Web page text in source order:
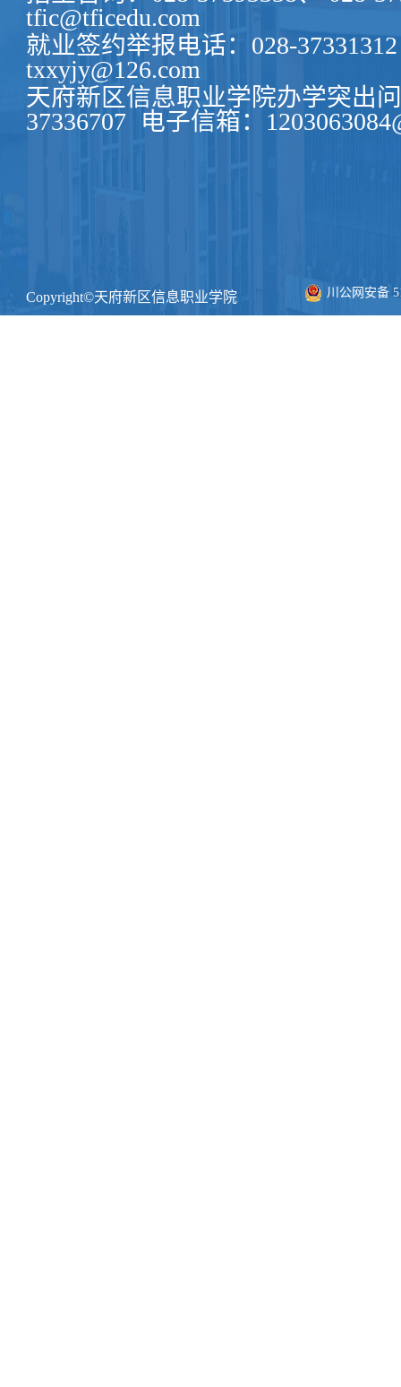
tfic@tficedu.com
就业签约举报电话：028-37331312
txxyjy@126.com
天府新区信息职业学院办学突出
37336707
电子信箱：
Copyright©天府新区信息职业学院 川公网安备